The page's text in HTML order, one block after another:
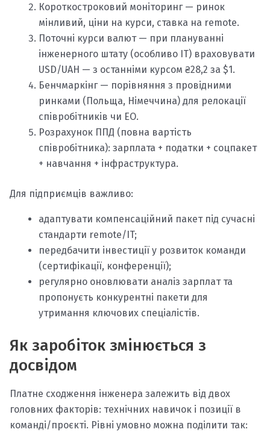
Короткостроковий моніторинг — ринок
мінливий, ціни на курси, ставка на remote.
Поточні курси валют — при плануванні
інженерного штату (особливо IT) враховувати
USD/UAH — з останніми курсом ₴28,2 за $1.
Бенчмаркінг — порівняння з провідними
ринками (Польща, Німеччина) для релокації
співробітників чи ЕО.
Розрахунок ППД (повна вартість
співробітника): зарплата + податки + соцпакет
+ навчання + інфраструктура.
Для підприємців важливо:
адаптувати компенсаційний пакет під сучасні
стандарти remote/IT;
передбачити інвестиції у розвиток команди
(сертифікації, конференції);
регулярно оновлювати аналіз зарплат та
пропонуєть конкурентні пакети для
утримання ключових спеціалістів.
Як заробіток змінюється з
досвідом
Платне сходження інженера залежить від двох
головних факторів: технічних навичок і позиції в
команді/проєкті. Рівні умовно можна поділити так: